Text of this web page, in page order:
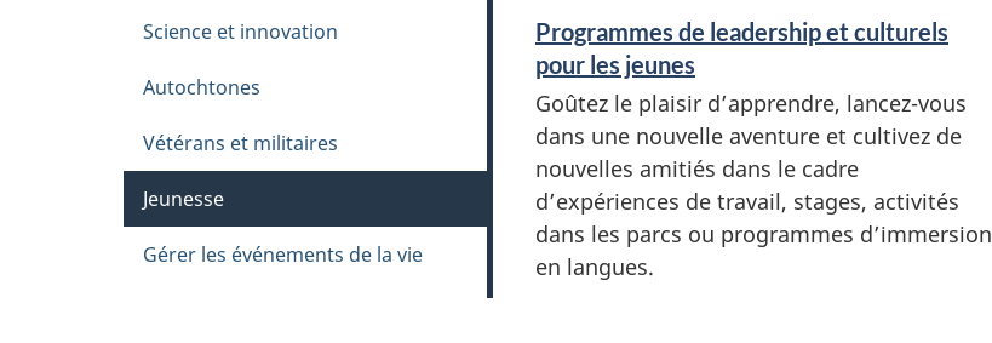
Science et innovation
Autochtones
Vétérans et militaires
Jeunesse
Gérer les événements de la vie
i
g
n
e
m
e
n
t
Programmes de leadership et culturels
pour les jeunes
Goûtez le plaisir d’apprendre, lancez-vous
dans une nouvelle aventure et cultivez de
nouvelles amitiés dans le cadre
d’expériences de travail, stages, activités
dans les parcs ou programmes d’immersion
en langues.